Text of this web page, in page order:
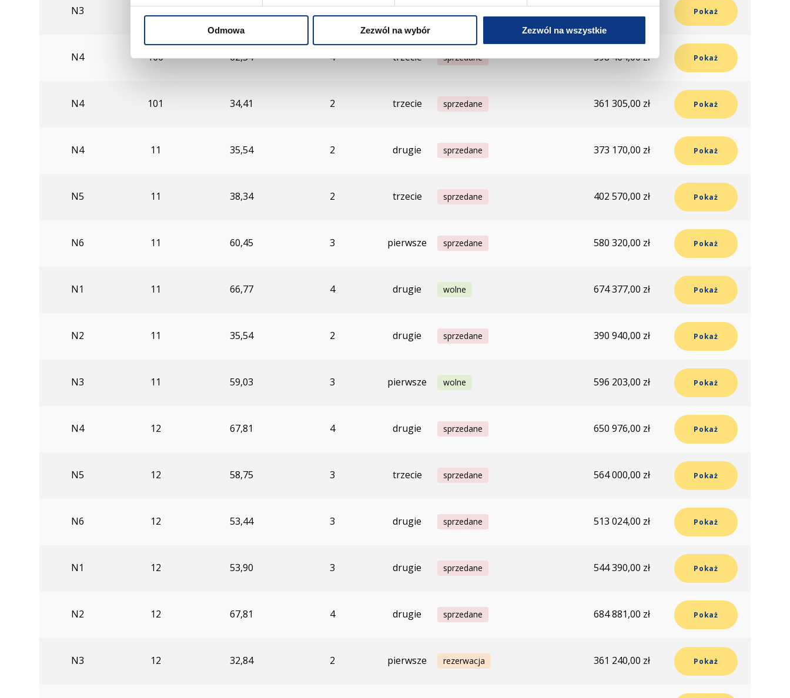
d
Odmowa Zezwól na wybór Zezwól na wszystkie
N3 10 70,85 4 pierwsze 715 585,00 zł Pokaż
N4 100 62,34 4 trzecie sprzedane 598 464,00 zł Pokaż
N4 101 34,41 2 trzecie sprzedane 361 305,00 zł Pokaż
N4 11 35,54 2 drugie sprzedane 373 170,00 zł Pokaż
N5 11 38,34 2 trzecie sprzedane 402 570,00 zł Pokaż
N6 11 60,45 3 pierwsze sprzedane 580 320,00 zł Pokaż
N1 11 66,77 4 drugie wolne 674 377,00 zł Pokaż
N2 11 35,54 2 drugie sprzedane 390 940,00 zł Pokaż
N3 11 59,03 3 pierwsze wolne 596 203,00 zł Pokaż
N4 12 67,81 4 drugie sprzedane 650 976,00 zł Pokaż
N5 12 58,75 3 trzecie sprzedane 564 000,00 zł Pokaż
N6 12 53,44 3 drugie sprzedane 513 024,00 zł Pokaż
N1 12 53,90 3 drugie sprzedane 544 390,00 zł Pokaż
N2 12 67,81 4 drugie sprzedane 684 881,00 zł Pokaż
N3 12 32,84 2 pierwsze rezerwacja 361 240,00 zł Pokaż